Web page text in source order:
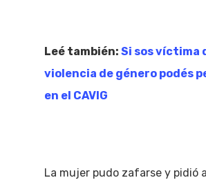
Leé también: Si sos víctima
violencia de género podés
en el CAVIG
La mujer pudo zafarse y pidió